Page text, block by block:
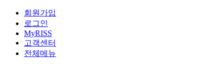
회원가입
로그인
MyRISS
고객센터
전체메뉴